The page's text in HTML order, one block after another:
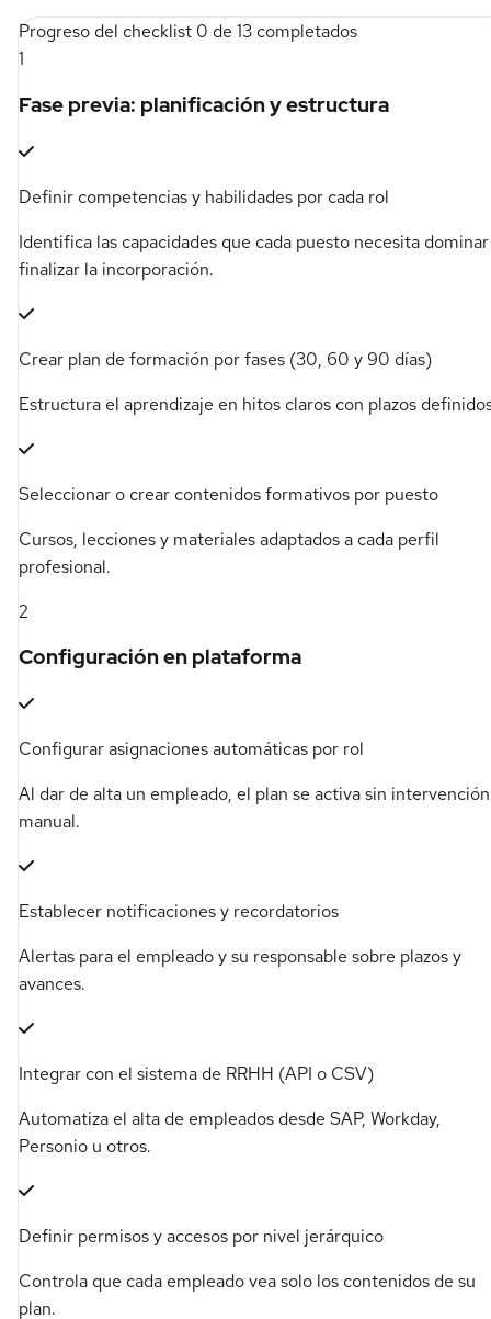
Progreso del checklist 0 de 13 completados
1
Fase previa: planificación y estructura
Definir competencias y habilidades por cada rol
Identifica las capacidades que cada puesto necesita
finalizar la incorporación.
Crear plan de formación por fases (30, 60 y 90 días)
Estructura el aprendizaje en hitos claros con plazos
Seleccionar o crear contenidos formativos por puesto
Cursos, lecciones y materiales adaptados a cada perfil
profesional.
2
Configuración en plataforma
Configurar asignaciones automáticas por rol
Al dar de alta un empleado, el plan se activa sin intervención
manual.
Establecer notificaciones y recordatorios
Alertas para el empleado y su responsable sobre plazos y
avances.
Integrar con el sistema de RRHH (API o CSV)
Automatiza el alta de empleados desde SAP, Workday,
Personio u otros.
Definir permisos y accesos por nivel jerárquico
Controla que cada empleado vea solo los contenidos de su
plan.